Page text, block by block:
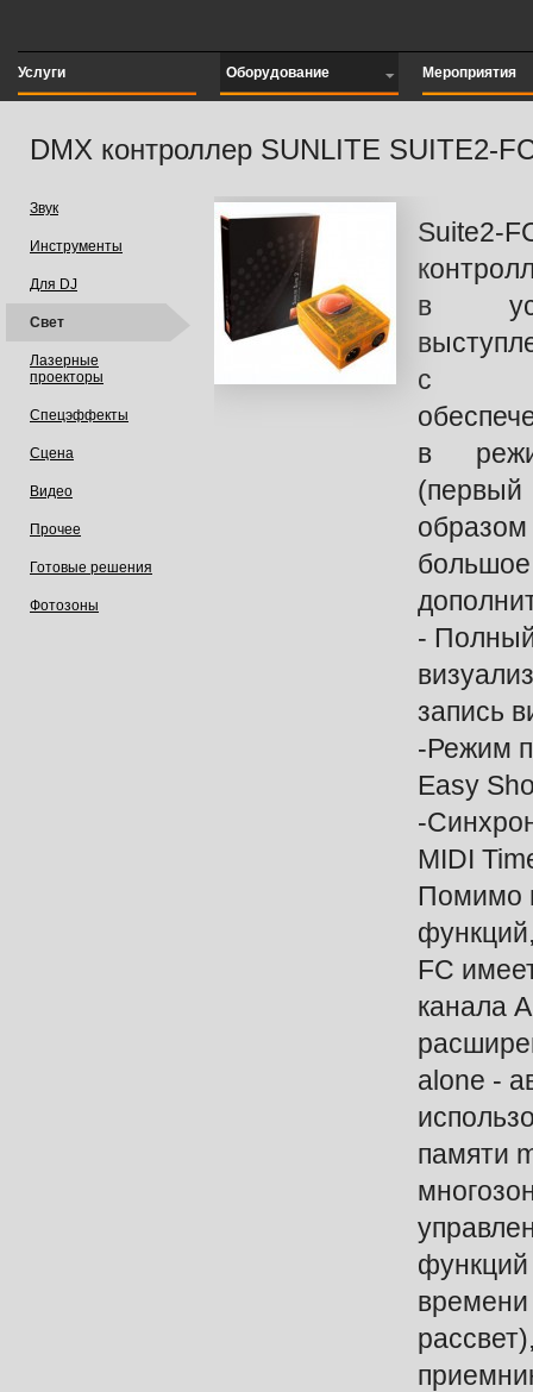
Услуги Оборудование Мероприятия
DMX контроллер SUNLITE SUITE2-
Звук
Инструменты
Для DJ
Свет
Лазерные
проекторы
Спецэффекты
Сцена
Видео
Прочее
Готовые решения
Фотозоны
Suite2-
в
с
в
-
запись
-Режим
Easy
-
MIDI
Помимо
FC
канала
alone -
памяти
функций
времени